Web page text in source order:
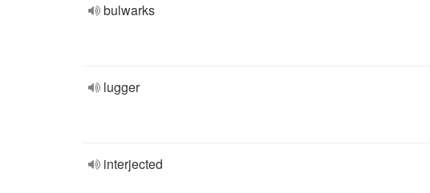
bulwarks
lugger
interjected